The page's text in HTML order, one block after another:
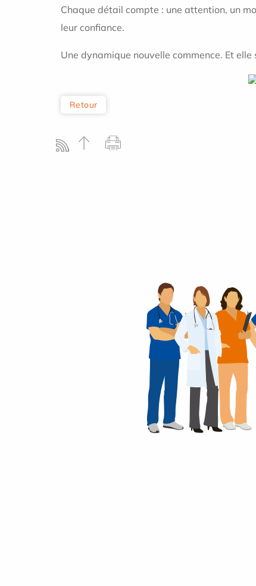
Chaque détail compte : une attention, un
leur confiance.
Une dynamique nouvelle commence. Et elle
Retour